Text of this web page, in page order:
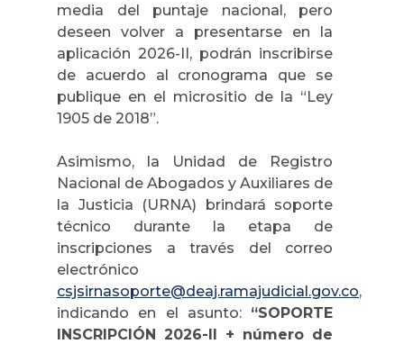
media del puntaje nacional, pero
deseen volver a presentarse en la
aplicación 2026-II, podrán inscribirse
de acuerdo al cronograma que se
publique en el micrositio de la “Ley
1905 de 2018”.
Asimismo, la Unidad de Registro
Nacional de Abogados y Auxiliares de
la Justicia (URNA) brindará soporte
técnico durante la etapa de
inscripciones a través del correo
electrónico
csjsirnasoporte@deaj.ramajudicial.gov.co,
indicando en el asunto: “SOPORTE
INSCRIPCIÓN 2026-II + número de